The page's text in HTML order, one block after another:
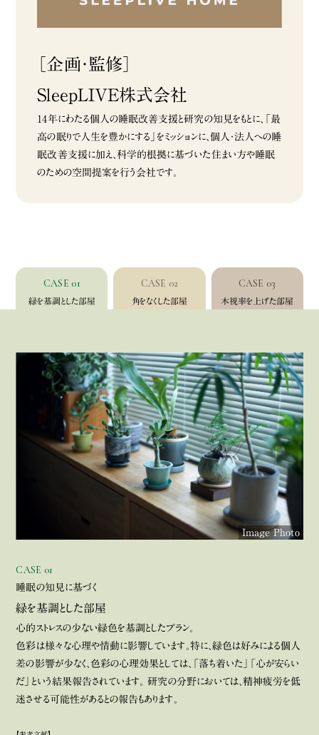
［企画・監修］
SleepLIVE株式会社
14年にわたる個人の睡眠改善支援と研究の知見をもとに、「最
高の眠りで人生を豊かにする」をミッションに、個人・法人への睡
眠改善支援に加え、科学的根拠に基づいた住まい方や睡眠
のための空間提案を行う会社です。
CASE 01
緑を基調とした部屋
CASE 02
角をなくした部屋
CASE 03
木視率を上げた部屋
Image Photo
CASE 01
睡眠の知見に基づく
緑を基調とした部屋
心的ストレスの少ない緑色を基調としたプラン。
色彩は様々な心理や情動に影響しています。特に、緑色は好みによる個人
差の影響が少なく、色彩の心理効果としては、「落ち着いた」「心が安らい
だ」という結果報告されています。 研究の分野においては、精神疲労を低
迷させる可能性があるとの報告もあります。